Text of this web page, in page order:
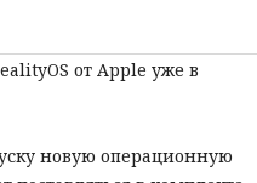
от Apple уже в
новую операционную